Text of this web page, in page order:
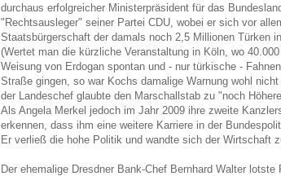
durchaus erfolgreicher Ministerpräsident für das
"Rechtsausleger" seiner Partei CDU, wobei er sich vor
Staatsbürgerschaft der damals noch 2,5 Millionen Türken
(Wertet man die kürzliche Veranstaltung in Köln, wo
Weisung von Erdogan spontan und - nur türkische -
Straße gingen, so war Kochs damalige Warnung wohl nicht
der Landeschef glaubte den Marschallstab zu "noch
Als Angela Merkel jedoch im Jahr 2009 ihre zweite
erkennen, dass ihm eine weitere Karriere in der
Er verließ die hohe Politik und wandte sich der Wirtschaft
Der ehemalige Dresdner Bank-Chef Bernhard Walter